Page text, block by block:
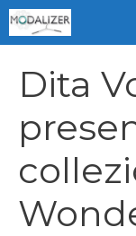
Vai
al
Dita